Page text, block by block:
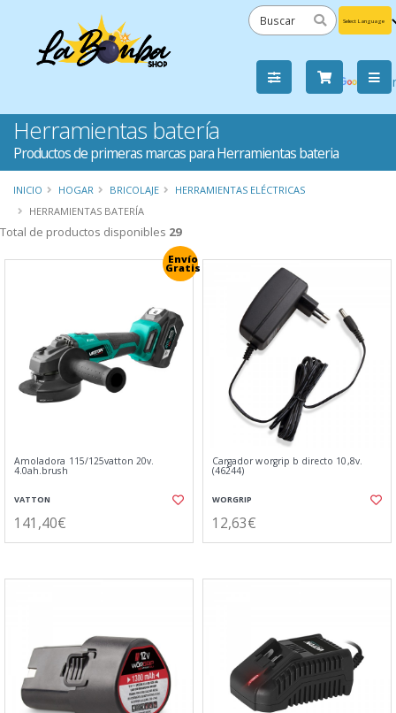
by
Herramientas batería
Productos de primeras marcas para Herramientas bateria
INICIO HOGAR BRICOLAJE
HERRAMIENTAS ELÉCTRICAS
HERRAMIENTAS BATERÍA
Total de productos disponibles 29
Envío
Gratis
Amoladora 115/125vatton 20v.
4.0ah.brush
VATTON
141,40€
Cargador worgrip b directo 10,8v.
(46244)
WORGRIP
12,63€